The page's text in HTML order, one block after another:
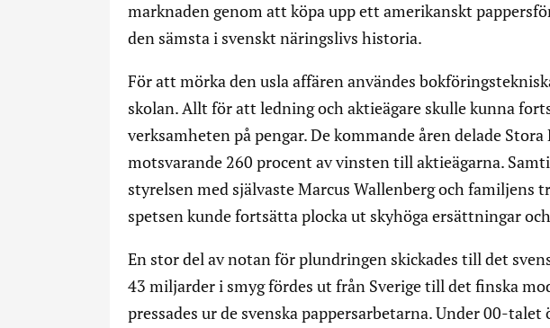
marknaden genom att köpa upp ett amerikanskt
den sämsta i svenskt näringslivs historia.
För att mörka den usla affären användes
skolan. Allt för att ledning och aktieägare skulle kunna
verksamheten på pengar. De kommande åren delade
motsvarande 260 procent av vinsten till aktieägarna.
styrelsen med självaste Marcus Wallenberg och familjens
spetsen kunde fortsätta plocka ut skyhöga ersättningar
En stor del av notan för plundringen skickades till det
43 miljarder i smyg fördes ut från Sverige till det finska
pressades ur de svenska pappersarbetarna. Under 00-